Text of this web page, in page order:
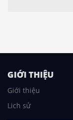
GIỚI THIỆU
Giới thiệu
Lich sử